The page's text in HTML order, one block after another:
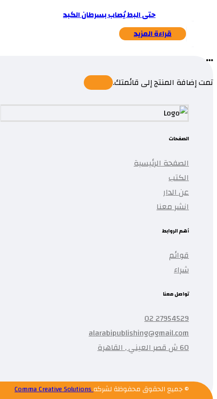
حتى البط يُصاب بسرطان الكبد
قراءة المزيد
...
تمت إضافة المنتج إلى قائمتك.
الصفحات
الصفحة الرئيسية
الكتب
عن الدار
انشر معنا
أهم الروابط
قوائم
شراء
تواصل معنا
27954529 02
alarabipublishing@gmail.com
60 ش قصر العيني , القاهرة
© جميع الحقوق محفوظة لشركهComma Creative Solutions